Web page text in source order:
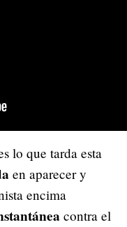
lo que tarda esta
en aparecer y
encima
contra el